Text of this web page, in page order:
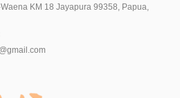
KM 18 Jayapura 99358, Papua,